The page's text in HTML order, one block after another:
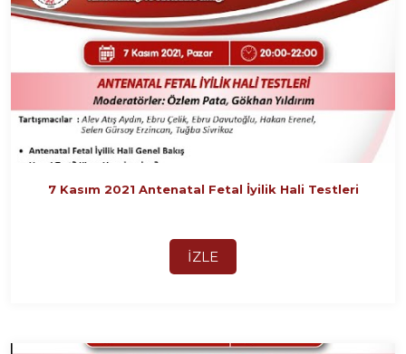
7 Kasım 2021 Antenatal Fetal İyilik Hali Testleri
İZLE